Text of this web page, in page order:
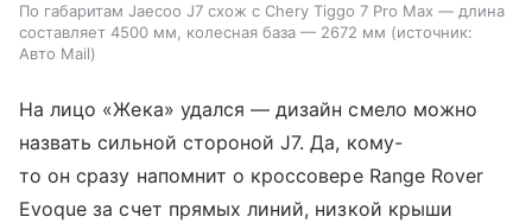
По габаритам Jaecoo J7 схож с Chery Tiggo 7 Pro Max — длина
составляет 4500 мм, колесная база — 2672 мм
источник:
Авто Mail
На лицо «Жека» удался — дизайн смело можно
назвать сильной стороной J7. Да, кому-
то он сразу напомнит о кроссовере Range Rover
Evoque за счет прямых линий, низкой крыши